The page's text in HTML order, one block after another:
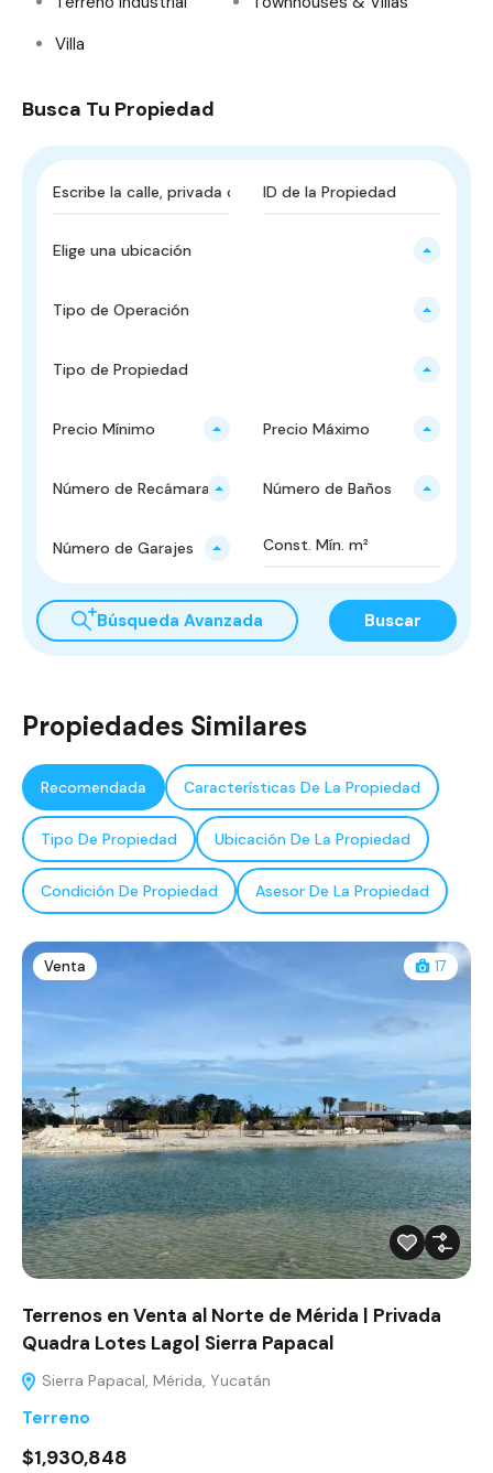
Villa
Busca Tu Propiedad
Elige una ubicación
Tipo de Operación
Tipo de Propiedad
Precio Mínimo Precio Máximo
Número de Recámaras Número de Baños
Número de Garajes
Búsqueda Avanzada Buscar
Propiedades Similares
Recomendada Características De La Propiedad
Tipo De Propiedad Ubicación De La Propiedad
Condición De Propiedad Asesor De La Propiedad
Venta 17
Terrenos en Venta al Norte de Mérida | Privada
Quadra Lotes Lago| Sierra Papacal
Sierra Papacal, Mérida, Yucatán
Terreno
$1,930,848